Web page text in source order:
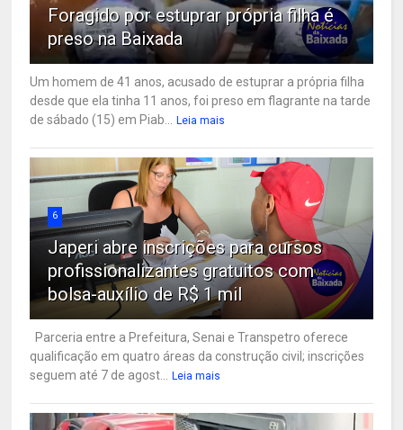
Foragido por estuprar própria filha é
preso na Baixada
Um homem de 41 anos, acusado de estuprar a própria filha
desde que ela tinha 11 anos, foi preso em flagrante na tarde
de sábado (15) em Piab...
Leia mais
6
Japeri abre inscrições para cursos
profissionalizantes gratuitos com
bolsa-auxílio de R$ 1 mil
Parceria entre a Prefeitura, Senai e Transpetro oferece
qualificação em quatro áreas da construção civil; inscrições
seguem até 7 de agost...
Leia mais